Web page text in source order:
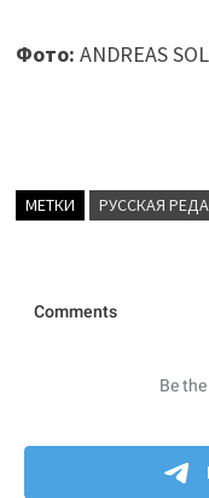
Фото: ANDREAS
МЕТКИ РУССКАЯ